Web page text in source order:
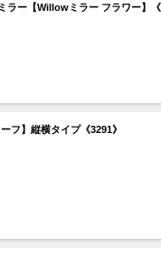
ラー【Willowミラー フラワー】《
フ】縦横タイプ《3291》